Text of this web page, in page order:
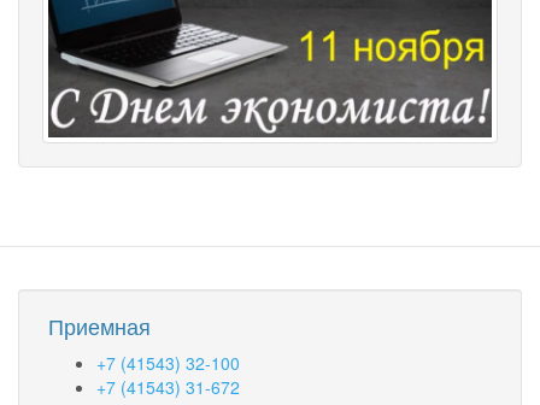
Приемная
+7 (41543) 32-100
+7 (41543) 31-672